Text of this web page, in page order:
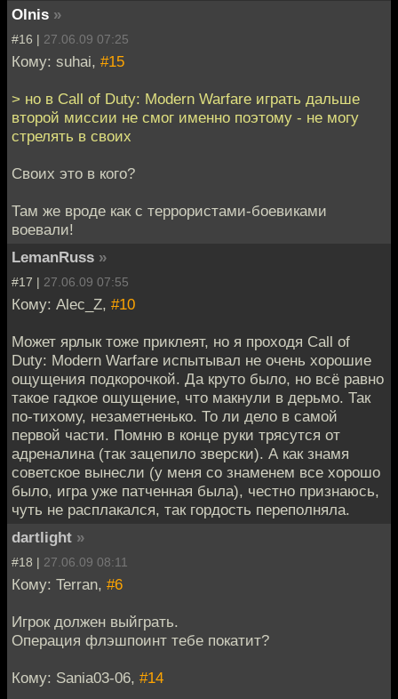
Olnis »
#16 | 27.06.09 07:25
Кому: suhai, #15
> но в Call of Duty: Modern Warfare играть дальше
второй миссии не смог именно поэтому - не могу
стрелять в своих
Своих это в кого?
Там же вроде как с террористами-боевиками
воевали!
LemanRuss »
#17 | 27.06.09 07:55
Кому: Alec_Z, #10
Может ярлык тоже приклеят, но я проходя Call of
Duty: Modern Warfare испытывал не очень хорошие
ощущения подкорочкой. Да круто было, но всё равно
такое гадкое ощущение, что макнули в дерьмо. Так
по-тихому, незаметненько. То ли дело в самой
первой части. Помню в конце руки трясутся от
адреналина (так зацепило зверски). А как знамя
советское вынесли (у меня со знаменем все хорошо
было, игра уже патченная была), честно признаюсь,
чуть не расплакался, так гордость переполняла.
dartlight »
#18 | 27.06.09 08:11
Кому: Terran, #6
Игрок должен выйграть.
Операция флэшпоинт тебе покатит?
Кому: Sania03-06, #14